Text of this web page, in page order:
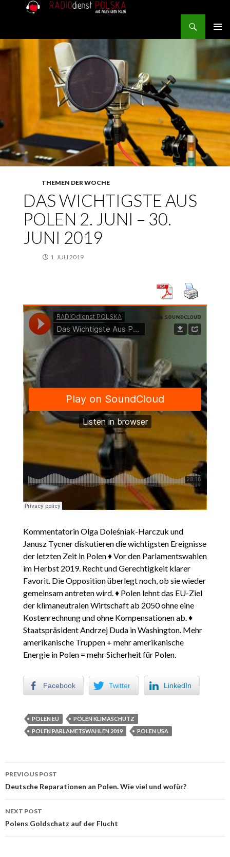
MENU
THEMEN DER WOCHE
DAS WICHTIGSTE AUS
POLEN 2. JUNI – 30.
JUNI 2019
1. JULI 2019
Kommentatorin Olga Doleśniak-Harczuk und
Janusz Tycner diskutieren die wichtigsten Ereignisse
der letzten Zeit in Polen ♦ Vor den Parlamentswahlen
im Herbst 2019. Recht und Gerechtigkeit klarer
Favorit. Die Opposition überlegt noch, ob sie wieder
gemeinsam antreten wird. ♦ Polen lehnt das EU-Ziel
der klimaneutralen Wirtschaft ab 2050 ohne eine
Kostenrechnung und ohne Kompensationen ab. ♦
Staatspräsident Andrzej Duda in Washington. Mehr
amerikanische Truppen + mehr amerikanische
Energie in Polen = mehr Sicherheit für Polen.
Facebook Twitter LinkedIn
POLEN EU
POLEN KLIMASCHUTZ
POLEN PARLAMETSWAHLEN 2019
POLEN USA
Post navigation
PREVIOUS POST
Deutsche Reparationen an Polen. Wie viel und wofür?
NEXT POST
Polens Goldschatz auf der Flucht